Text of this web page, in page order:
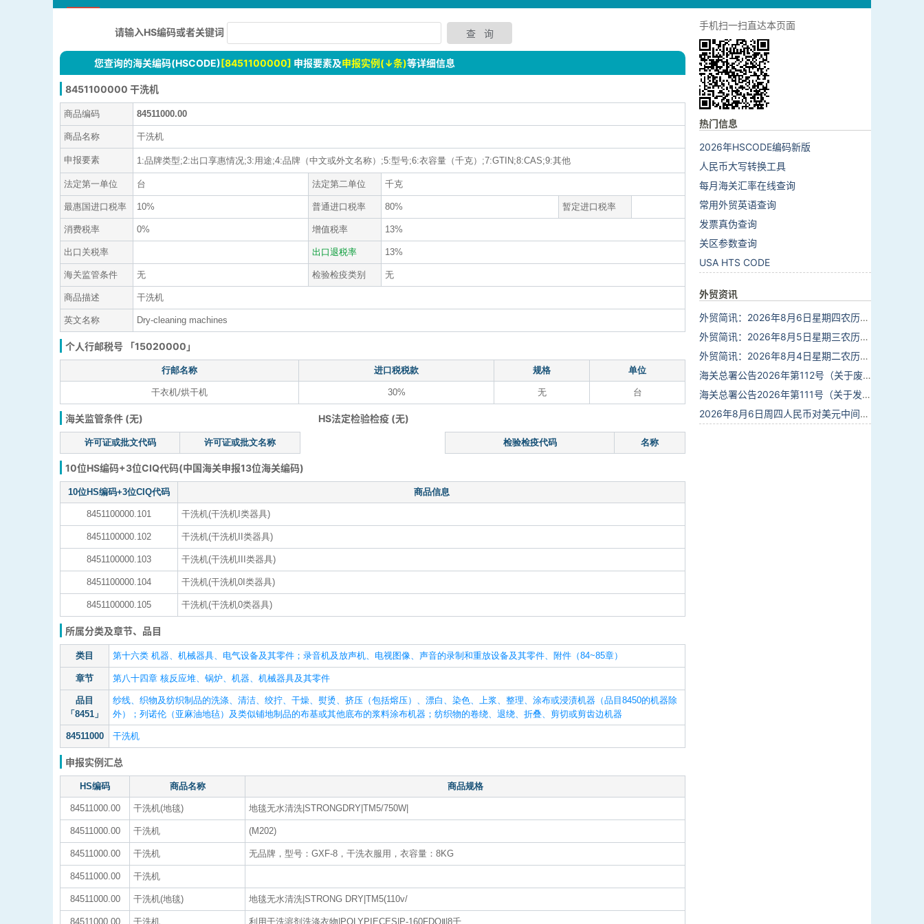
请输入HS编码或者关键词
您查询的海关编码(HSCODE)[8451100000] 申报要素及申报实例(↓条)等详细信息
8451100000 干洗机
商品编码 84511000.00
商品名称 干洗机
申报要素 1:品牌类型;2:出口享惠情况;3:用途;4:品牌（中文或外文名称）;5:型号;6:衣容量（千克）;7:GTIN;8:CAS;9:其他
法定第一单位 台 法定第二单位 千克
最惠国进口税率 10% 普通进口税率 80% 暂定进口税率
消费税率 0% 增值税率 13%
出口关税率 出口退税率 13%
海关监管条件 无 检验检疫类别 无
商品描述 干洗机
英文名称 Dry-cleaning machines
个人行邮税号 「15020000」
行邮名称 进口税税款 规格 单位
干衣机/烘干机 30% 无 台
海关监管条件 (无) HS法定检验检疫 (无)
许可证或批文代码 许可证或批文名称 检验检疫代码 名称
10位HS编码+3位CIQ代码(中国海关申报13位海关编码)
10位HS编码+3位CIQ代码 商品信息
8451100000.101 干洗机(干洗机I类器具)
8451100000.102 干洗机(干洗机II类器具)
8451100000.103 干洗机(干洗机III类器具)
8451100000.104 干洗机(干洗机0I类器具)
8451100000.105 干洗机(干洗机0类器具)
所属分类及章节、品目
类目 第十六类 机器、机械器具、电气设备及其零件；录音机及放声机、电视图像、声音的录制和重放设备及其零件、附件（84~85章）
章节 第八十四章 核反应堆、锅炉、机器、机械器具及其零件
品目
「8451」
纱线、织物及纺织制品的洗涤、清洁、绞拧、干燥、熨烫、挤压（包括熔压）、漂白、染色、上浆、整理、涂布或浸渍机器（品目8450的机器除
外）；列诺伦（亚麻油地毡）及类似铺地制品的布基或其他底布的浆料涂布机器；纺织物的卷绕、退绕、折叠、剪切或剪齿边机器
84511000 干洗机
申报实例汇总
HS编码 商品名称 商品规格
84511000.00 干洗机(地毯) 地毯无水清洗|STRONGDRY|TM5/750W|
84511000.00 干洗机 (M202)
84511000.00 干洗机 无品牌，型号：GXF-8，干洗衣服用，衣容量：8KG
84511000.00 干洗机
84511000.00 干洗机(地毯) 地毯无水清洗|STRONG DRY|TM5(110v/
84511000.00 干洗机 利用干洗溶剂洗涤衣物|POLYPIECES|P-160FDQⅡ|8千
手机扫一扫直达本页面
热门信息
2026年HSCODE编码新版
人民币大写转换工具
每月海关汇率在线查询
常用外贸英语查询
发票真伪查询
关区参数查询
USA HTS CODE
外贸资讯
外贸简讯：2026年8月6日星期四农历六月廿四
外贸简讯：2026年8月5日星期三农历六月廿三
外贸简讯：2026年8月4日星期二农历六月廿二
海关总署公告2026年第112号（关于废止部分卫生检疫类规范性文件的公告）
海关总署公告2026年第111号（关于发布《进出境动植物检疫处理监督管理工作规定》《进出境卫生处理监督管理工作规定》的公告）
2026年8月6日周四人民币对美元中间价报6.7895调贬6个基点